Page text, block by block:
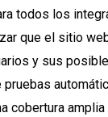
todos los
que el sitio
y sus
cobertura